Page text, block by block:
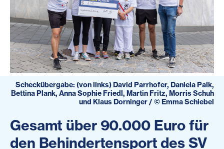
Scheckübergabe: (von links) David Parrhofer, Daniela Palk,
Bettina Plank, Anna Sophie Friedl, Martin Fritz, Morris Schuh
und Klaus Dorninger/©Emma Schiebel
Gesamt über 90.000 Euro für
den Behindertensport des SV